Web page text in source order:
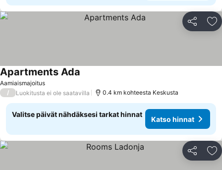
Jaa
Aamiaismajoitus
Apartments Ada
/ Luokitusta ei ole saatavilla 0.4 km kohteesta Keskusta
Valitse päivät nähdäksesi tarkat hinnat
Katso hinnat
Jaa